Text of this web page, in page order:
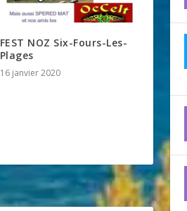
FEST NOZ Six-Fours-Les-
Plages
16 janvier 2020